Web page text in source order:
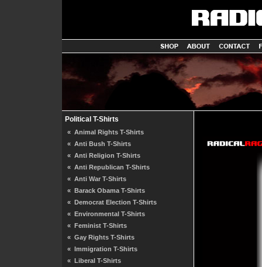
Political T-Shirts
« Animal Rights T-Shirts
« Anti Bush T-Shirts
« Anti Religion T-Shirts
« Anti Republican T-Shirts
« Anti War T-Shirts
« Barack Obama T-Shirts
« Democrat Election T-Shirts
« Environmental T-Shirts
« Feminist T-Shirts
« Gay Rights T-Shirts
« Immigration T-Shirts
« Liberal T-Shirts